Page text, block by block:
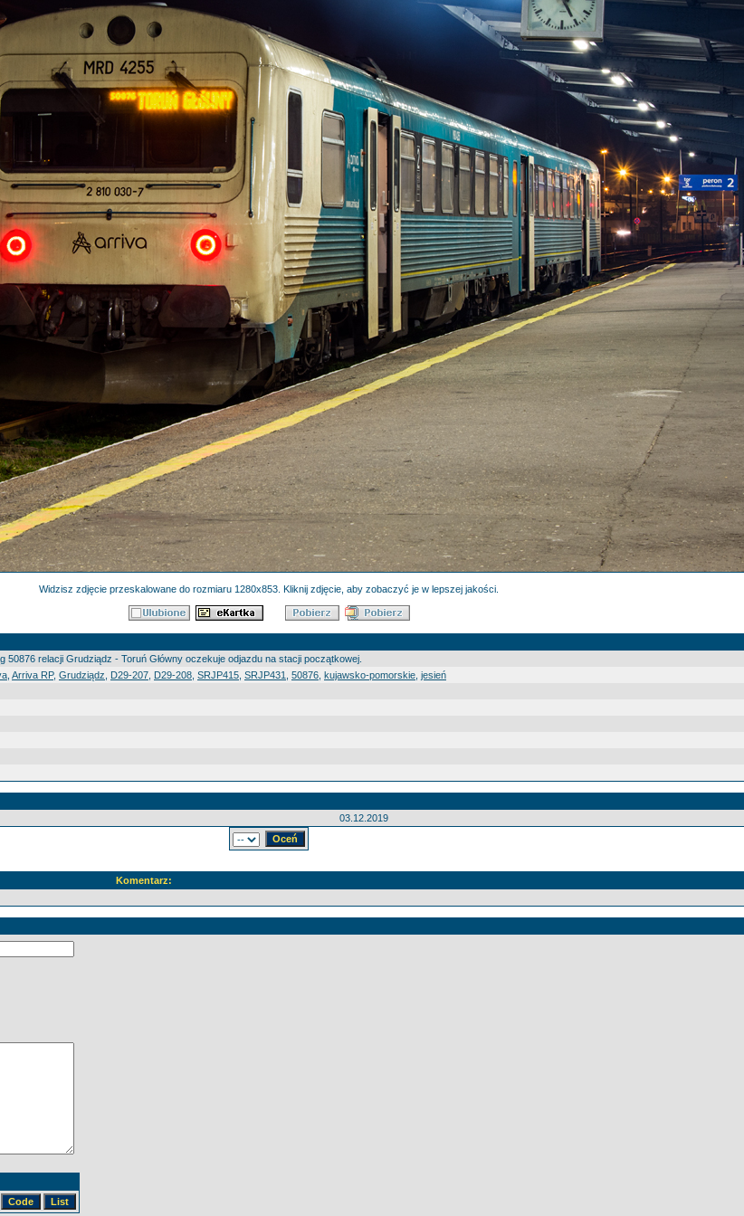
Widzisz zdjęcie przeskalowane do rozmiaru 1280x853. Kliknij zdjęcie, aby zobaczyć je w lepszej jakości.
50876 relacji Grudziądz - Toruń Główny oczekuje odjazdu na stacji początkowej.
Arriva RP, Grudziądz D29-207 D29-208 SRJP415 SRJP431 50876 kujawsko-pomorskie jesień
03.12.2019
Komentarz: